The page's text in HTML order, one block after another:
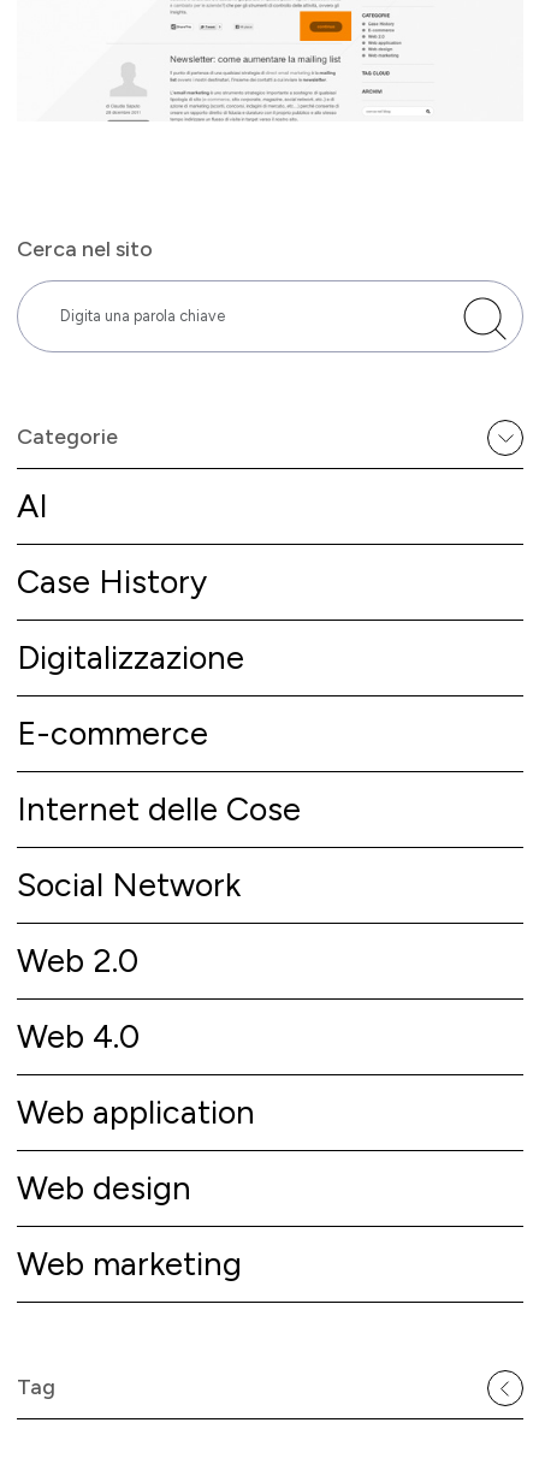
Cerca nel sito
Categorie
AI
Case History
Digitalizzazione
E-commerce
Internet delle Cose
Social Network
Web 2.0
Web 4.0
Web application
Web design
Web marketing
Tag